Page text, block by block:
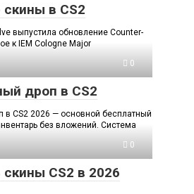
в CS2
выпустила обновление Counter-
к IEM Cologne Major
0
дроп в CS2
CS2 2026 — основной бесплатный
без вложений. Система
0
CS2 в 2026